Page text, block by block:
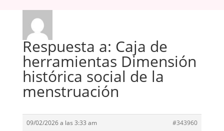
Respuesta a: Caja de
herramientas Dimensión
histórica social de la
menstruación
09/02/2026 a las 3:33 am
#343960